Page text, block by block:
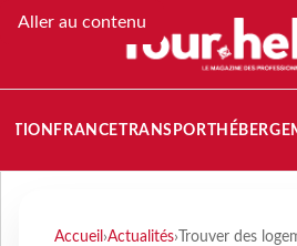
Aller au contenu
FRANCETRANSPORT
Accueil ›Actualités› Trouver des